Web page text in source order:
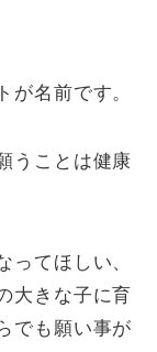
が名前です。
うことは健康
ってほしい、
大きな子に育
でも願い事が